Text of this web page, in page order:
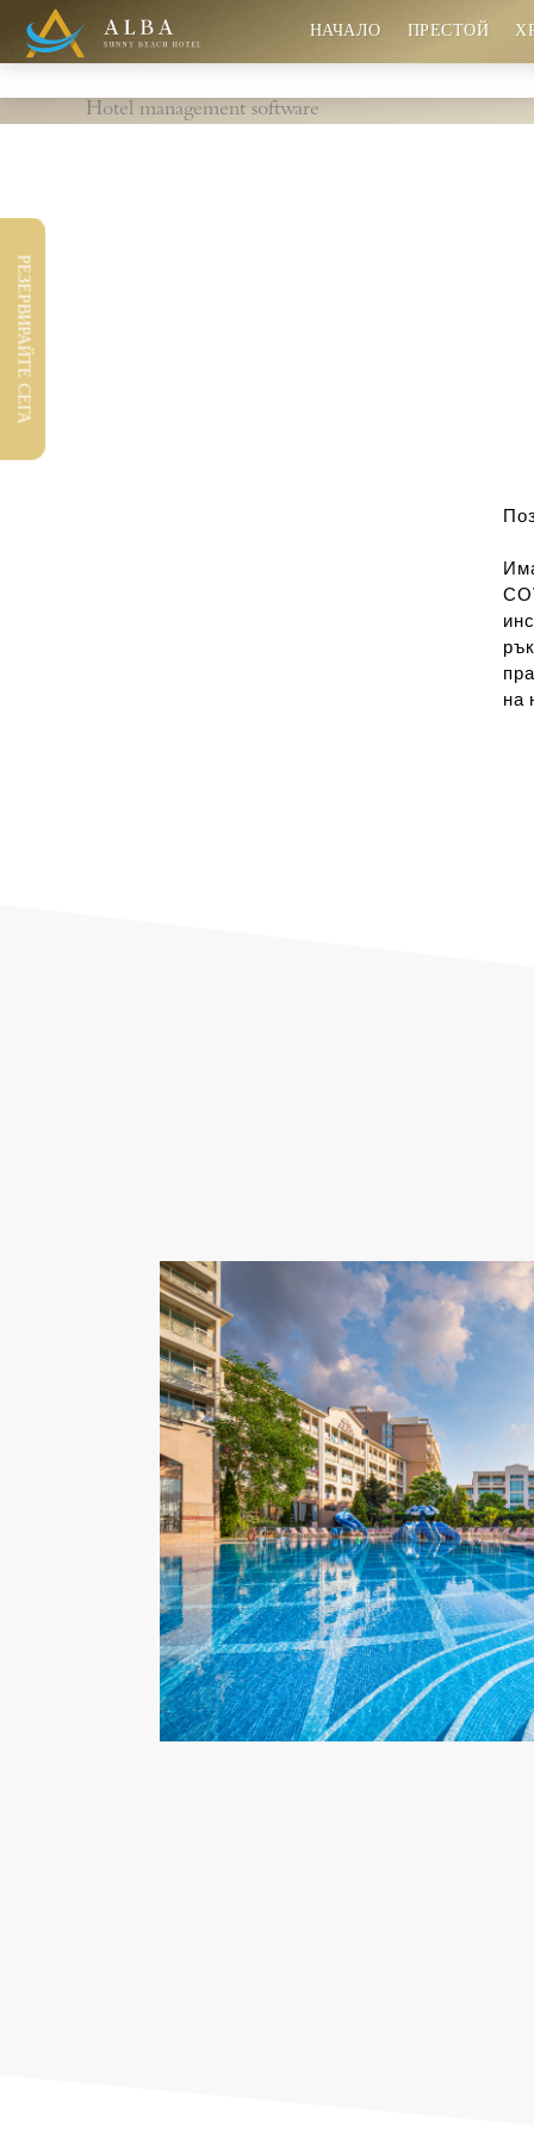
НАЧАЛО ПРЕСТОЙ
Hotel management software
на
РЕЗЕРВИРАЙТЕ СЕГА